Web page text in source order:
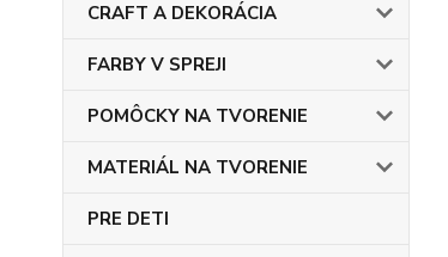
CRAFT A DEKORÁCIA
FARBY V SPREJI
POMÔCKY NA TVORENIE
MATERIÁL NA TVORENIE
PRE DETI